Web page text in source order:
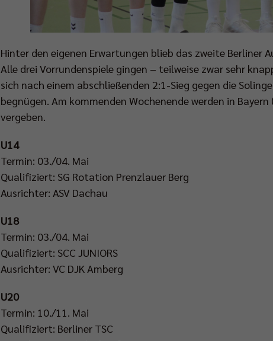
Hinter den eigenen Erwartungen blieb das zweite Berliner
Alle drei Vorrundenspiele gingen – teilweise zwar sehr
sich nach einem abschließenden 2:1-Sieg gegen die
begnügen. Am kommenden Wochenende werden in
vergeben.
U14
Termin: 03./04. Mai
Qualifiziert: SG Rotation Prenzlauer Berg
Ausrichter: ASV Dachau
U18
Termin: 03./04. Mai
Qualifiziert: SCC JUNIORS
Ausrichter: VC DJK Amberg
U20
Termin: 10./11. Mai
Qualifiziert: Berliner TSC